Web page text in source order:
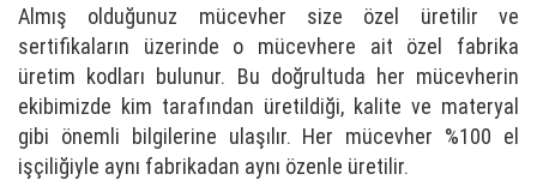
Almış olduğunuz mücevher size özel üretilir ve
sertifikaların üzerinde o mücevhere ait özel fabrika
üretim kodları bulunur. Bu doğrultuda her mücevherin
ekibimizde kim tarafından üretildiği, kalite ve materyal
gibi önemli bilgilerine ulaşılır. Her mücevher %100 el
işçiliğiyle aynı fabrikadan aynı özenle üretilir.